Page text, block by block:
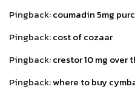
Pingback:coumadin 5mg
Pingback:cost of cozaar
Pingback:crestor 10 mg over
Pingback:where to buy